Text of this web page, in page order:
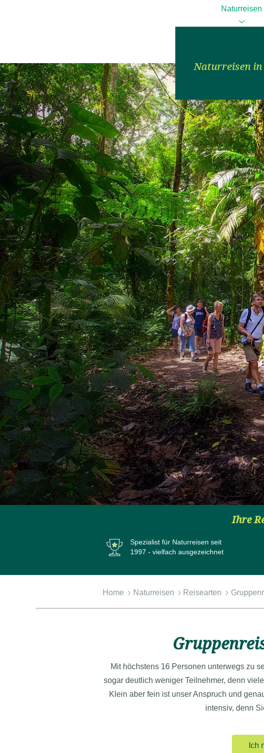
Naturreisen
Naturreisen
Ihre
Spezialist für Naturreisen seit
1997 - vielfach ausgezeichnet
Home Naturreisen Reisearten
Beliebteste Länder
Alle Gruppenreisen
Mit höchstens 16 Personen unterwegs zu
sogar deutlich weniger Teilnehmer, denn
Klein aber fein ist unser Anspruch und
intensiv, denn
Ich